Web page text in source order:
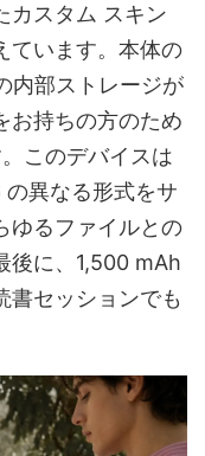
カスタム スキン
ています。本体の
内部ストレージが
お持ちの方のため
このデバイスは
の異なる形式をサ
ゆるファイルとの
後に、1,500 mAh
書セッションでも